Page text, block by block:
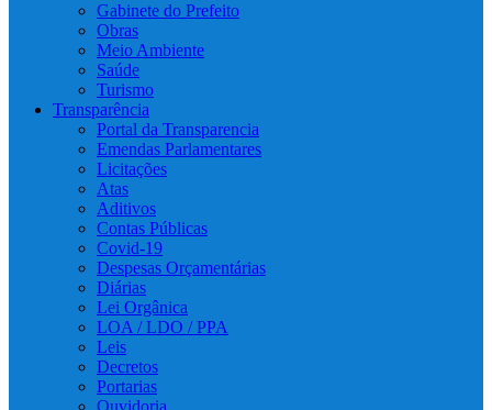
Gabinete do Prefeito
Obras
Meio Ambiente
Saúde
Turismo
Transparência
Portal da Transparencia
Emendas Parlamentares
Licitações
Atas
Aditivos
Contas Públicas
Covid-19
Despesas Orçamentárias
Diárias
Lei Orgânica
LOA / LDO / PPA
Leis
Decretos
Portarias